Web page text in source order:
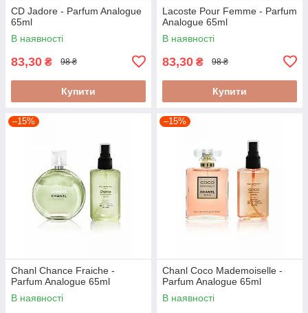
CD Jadore - Parfum Analogue
65ml
В наявності
83,30 ₴ 98 ₴
Купити
Lacoste Pour Femme - Parfum
Analogue 65ml
В наявності
83,30 ₴ 98 ₴
Купити
–15%
Chanl Chance Fraiche -
Parfum Analogue 65ml
В наявності
–15%
Chanl Coco Mademoiselle -
Parfum Analogue 65ml
В наявності